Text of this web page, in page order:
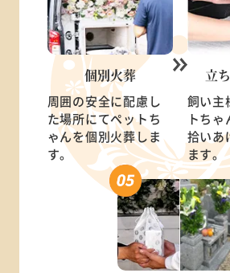
個別火葬
周囲の安全に配慮し
た場所にてペットち
ゃんを個別火葬しま
す。
立
飼い主
トち
拾いあ
ます。